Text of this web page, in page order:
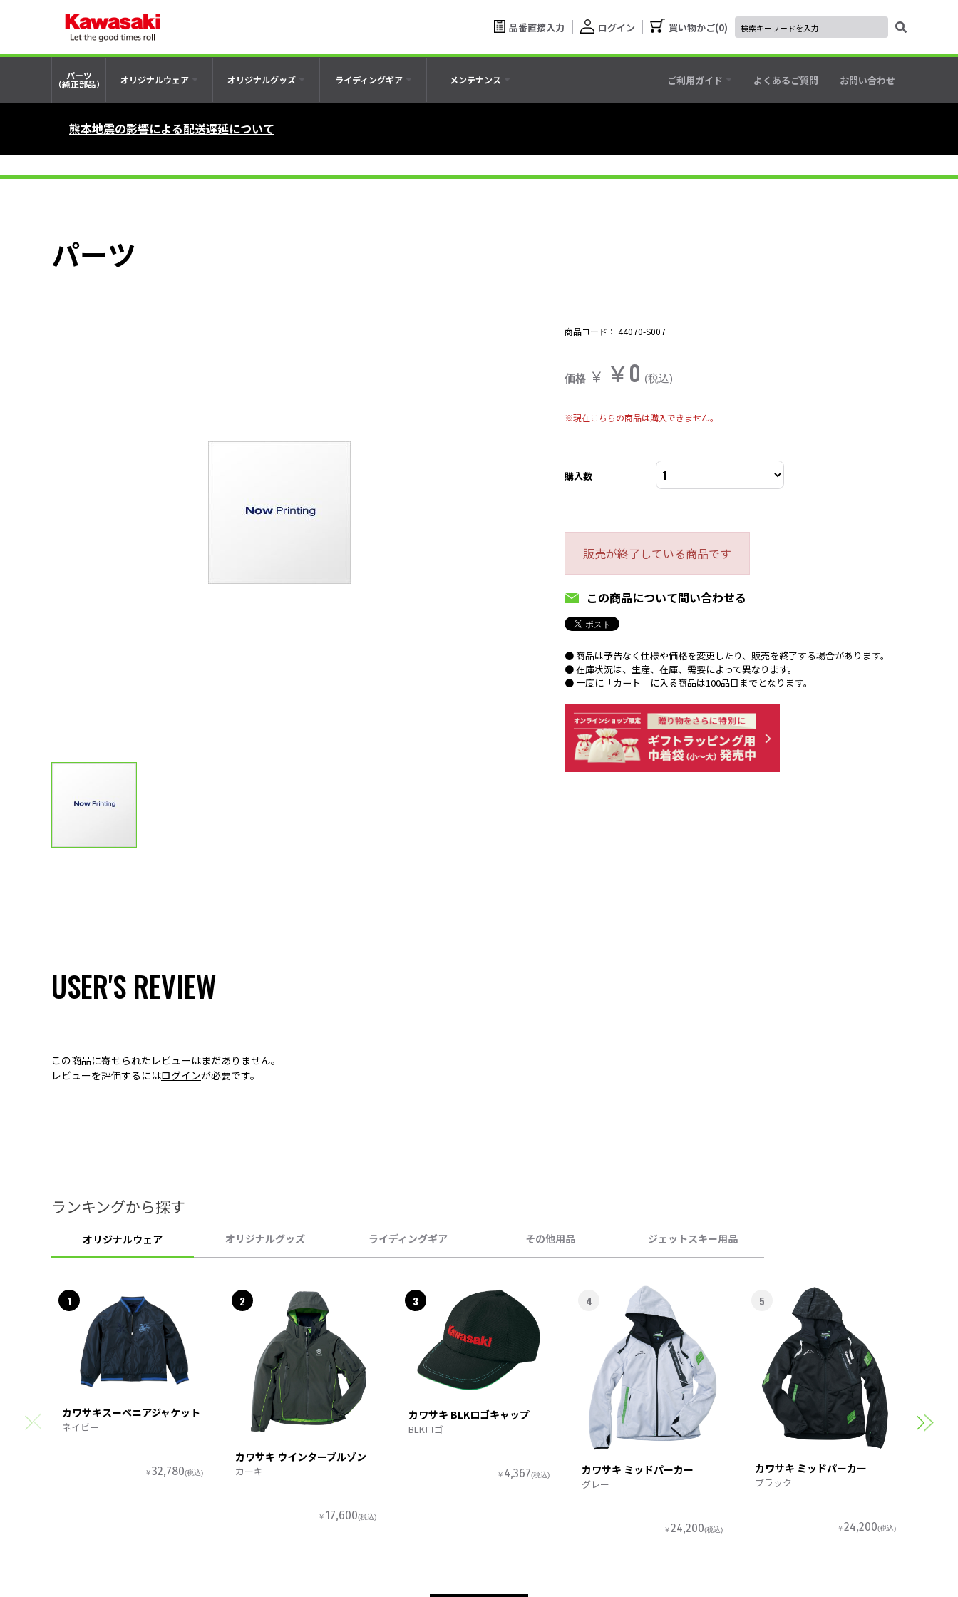
品番直接入力 ログイン 買い物かご 0
パーツ
（純正部品） オリジナルウェア オリジナルグッズ ライディングギア メンテナンス ご利用ガイド よくあるご質問 お問い合わせ
熊本地震の影響による配送遅延について
パーツ
商品コード： 44070-S007
価格 ￥ ￥0 (税込)
※現在こちらの商品は購入できません。
購入数
販売が終了している商品です
この商品について問い合わせる
● 商品は予告なく仕様や価格を変更したり、販売を終了する場合があります。
● 在庫状況は、生産、在庫、需要によって異なります。
● 一度に「カート」に入る商品は100品目までとなります。
USER'S REVIEW
この商品に寄せられたレビューはまだありません。
レビューを評価するにはログインが必要です。
ランキングから探す
オリジナルウェア オリジナルグッズ ライディングギア その他用品 ジェットスキー用品
1
カワサキスーベニアジャケット
ネイビー
￥32,780(税込)
2
カワサキ ウインターブルゾン
カーキ
￥ 17,600(税込)
3
カワサキ BLKロゴキャップ
BLKロゴ
￥ 4,367(税込)
4
カワサキ ミッドパーカー
グレー
￥24,200(税込)
5
カワサキ ミッドパーカー
ブラック
￥24,200(税込)
スポ